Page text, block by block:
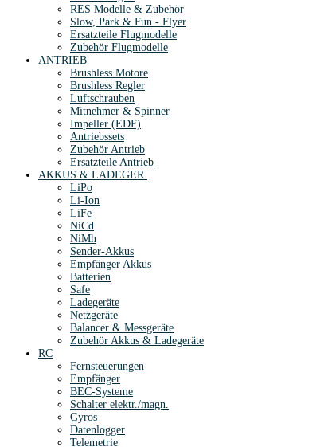
RES Modelle & Zubehör
Slow, Park & Fun - Flyer
Ersatzteile Flugmodelle
Zubehör Flugmodelle
ANTRIEB
Brushless Motore
Brushless Regler
Luftschrauben
Mitnehmer & Spinner
Impeller (EDF)
Antriebssets
Zubehör Antrieb
Ersatzteile Antrieb
AKKUS & LADEGER.
LiPo
Li-Ion
LiFe
NiCd
NiMh
Sender-Akkus
Empfänger Akkus
Batterien
Safe
Ladegeräte
Netzgeräte
Balancer & Messgeräte
Zubehör Akkus & Ladegeräte
RC
Fernsteuerungen
Empfänger
BEC-Systeme
Schalter elektr./magn.
Gyros
Datenlogger
Telemetrie